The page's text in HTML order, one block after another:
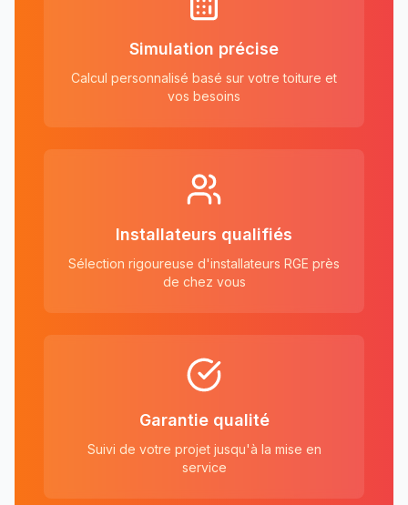
Simulation précise
Calcul personnalisé basé sur votre toiture et
vos besoins
Installateurs qualifiés
Sélection rigoureuse d'installateurs RGE près
de chez vous
Garantie qualité
Suivi de votre projet jusqu'à la mise en
service